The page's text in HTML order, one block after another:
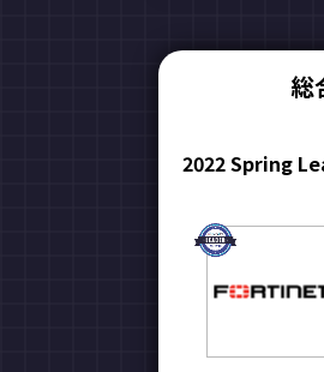
総
2022 Spring